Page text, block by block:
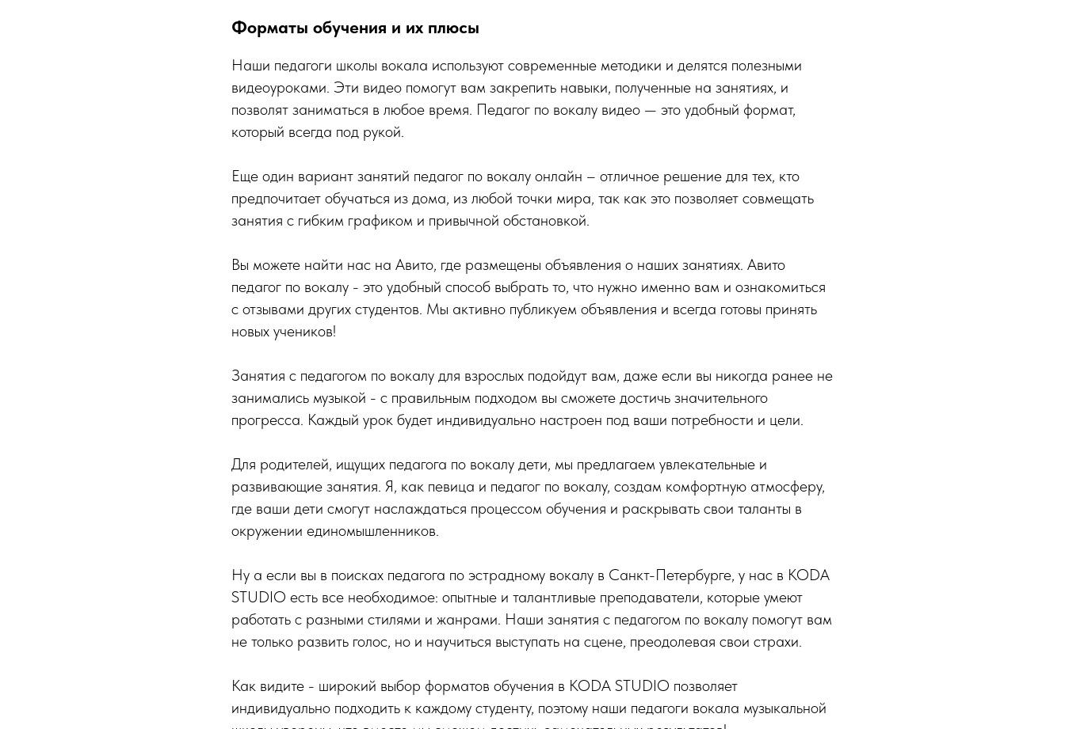
Форматы обучения и их плюсы
Наши педагоги школы вокала используют современные методики и делятся полезными
видеоуроками. Эти видео помогут вам закрепить навыки, полученные на занятиях, и
позволят заниматься в любое время. Педагог по вокалу видео — это удобный формат,
который всегда под рукой.
Еще один вариант занятий педагог по вокалу онлайн – отличное решение для тех, кто
предпочитает обучаться из дома, из любой точки мира, так как это позволяет совмещать
занятия с гибким графиком и привычной обстановкой.
Вы можете найти нас на Авито, где размещены объявления о наших занятиях. Авито
педагог по вокалу - это удобный способ выбрать то, что нужно именно вам и ознакомиться
с отзывами других студентов. Мы активно публикуем объявления и всегда готовы принять
новых учеников!
Занятия с педагогом по вокалу для взрослых подойдут вам, даже если вы никогда ранее не
занимались музыкой - с правильным подходом вы сможете достичь значительного
прогресса. Каждый урок будет индивидуально настроен под ваши потребности и цели.
Для родителей, ищущих педагога по вокалу дети, мы предлагаем увлекательные и
развивающие занятия. Я, как певица и педагог по вокалу, создам комфортную атмосферу,
где ваши дети смогут наслаждаться процессом обучения и раскрывать свои таланты в
окружении единомышленников.
Ну а если вы в поисках педагога по эстрадному вокалу в Санкт-Петербурге, у нас в KODA
STUDIO есть все необходимое: опытные и талантливые преподаватели, которые умеют
работать с разными стилями и жанрами. Наши занятия с педагогом по вокалу помогут вам
не только развить голос, но и научиться выступать на сцене, преодолевая свои страхи.
Как видите - широкий выбор форматов обучения в KODA STUDIO позволяет
индивидуально подходить к каждому студенту, поэтому наши педагоги вокала музыкальной